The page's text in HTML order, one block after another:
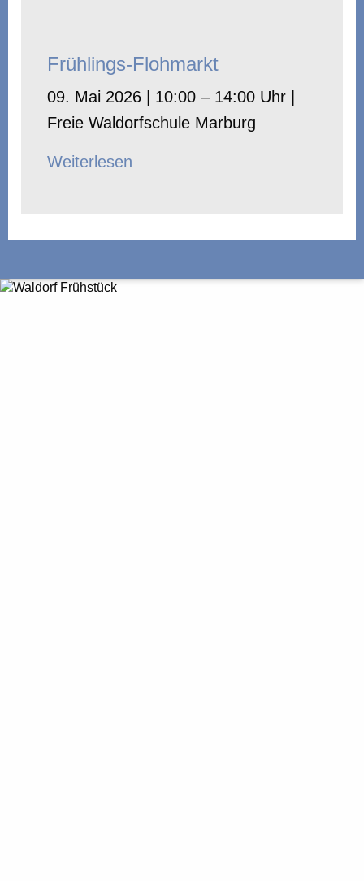
Frühlings-Flohmarkt
09. Mai 2026 | 10:00 – 14:00 Uhr |
Freie Waldorfschule Marburg
Weiterlesen